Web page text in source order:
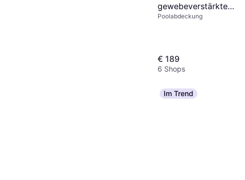
gewebeverstärkte
Abdeckplane für 594
Poolabdeckung
€ 189
6 Shops
Im Trend